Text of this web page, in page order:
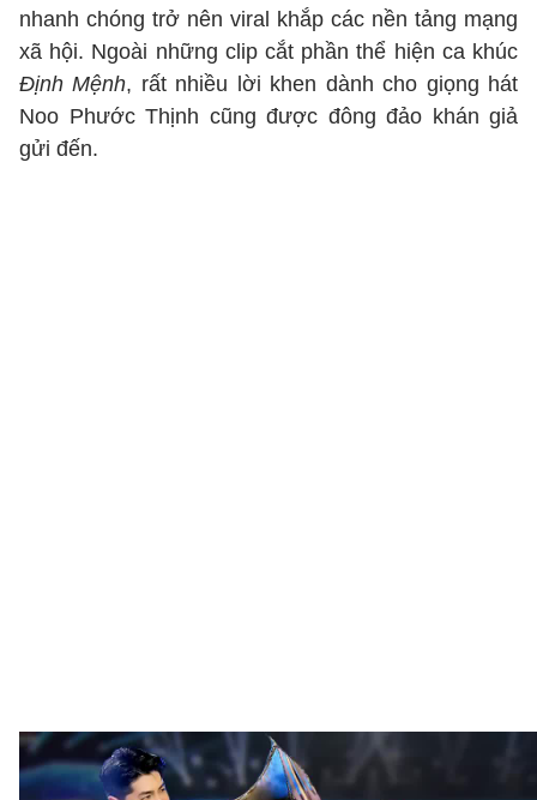
nhanh chóng trở nên viral khắp các nền tảng mạng
xã hội. Ngoài những clip cắt phần thể hiện ca khúc
Định Mệnh, rất nhiều lời khen dành cho giọng hát
Noo Phước Thịnh cũng được đông đảo khán giả
gửi đến.